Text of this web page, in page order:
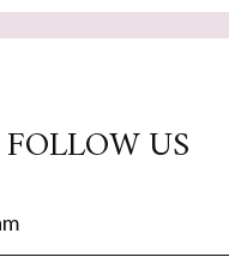
FOLLOW US